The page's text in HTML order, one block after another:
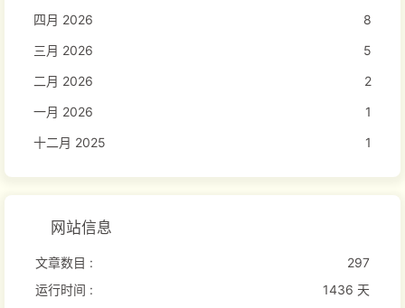
四月 2026
8
三月 2026
5
二月 2026
2
一月 2026
1
十二月 2025
1
网站信息
文章数目 :
297
运行时间 :
1436 天